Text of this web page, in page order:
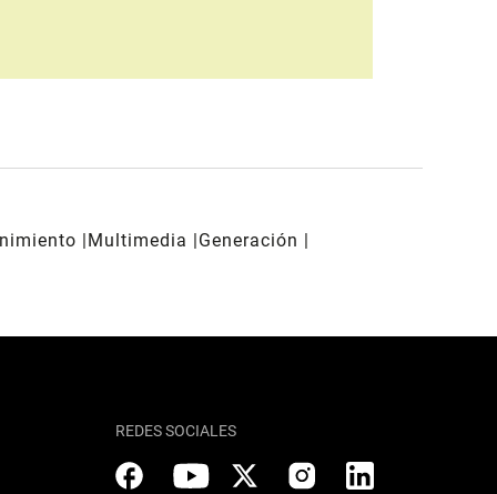
Multimedia
Generación
REDES SOCIALES